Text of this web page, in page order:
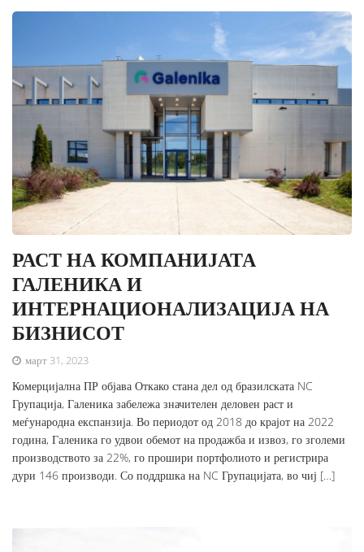
РАСТ НА КОМПАНИЈАТА
ГАЛЕНИКА И
ИНТЕРНАЦИОНАЛИЗАЦИЈА НА
БИЗНИСОТ
март 31, 2023
Комерцијална ПР објава Откако стана дел од бразилската NC
Групација, Галеника забележа значителен деловен раст и
меѓународна експанзија. Во периодот од 2018 до крајот на 2022
година, Галеника го удвои обемот на продажба и извоз, го зголеми
производството за 22%, го прошири портфолиото и регистрира
дури 146 производи. Со поддршка на NC Групацијата, во чиј […]